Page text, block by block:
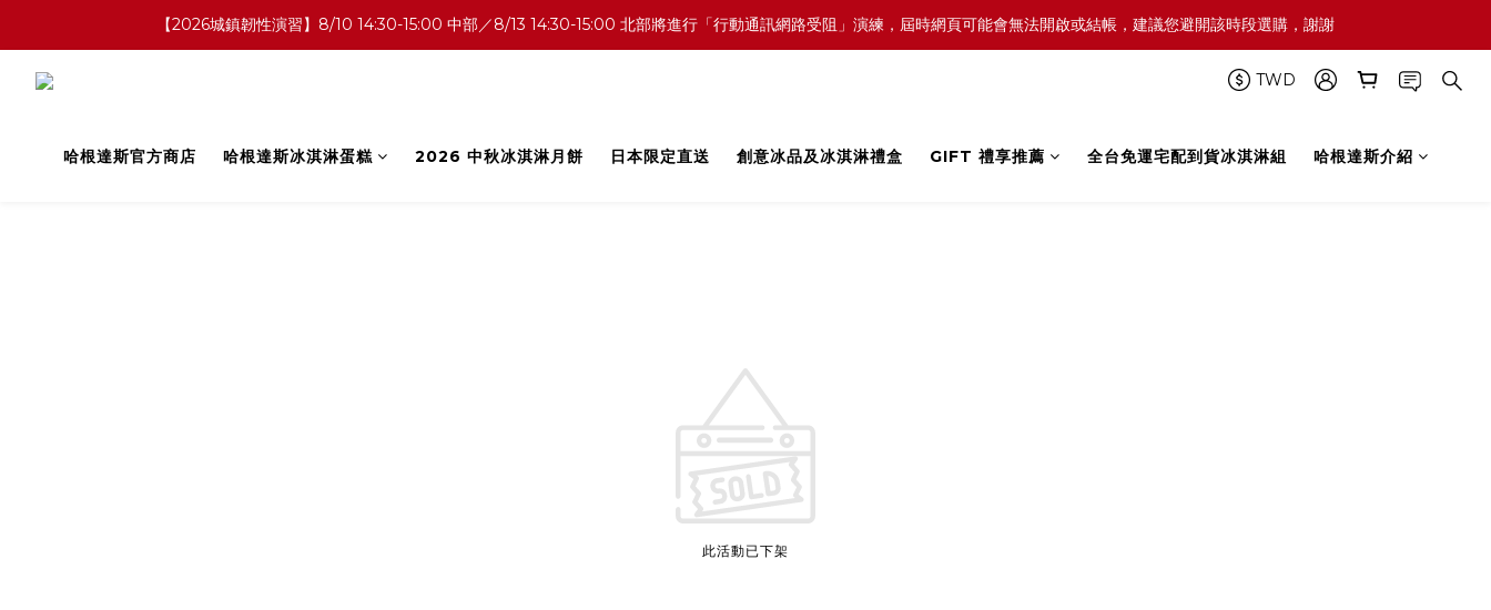
【2026城鎮韌性演習】8/10 14:30-15:00 中部／8/13 14:30-15:00 北部將進行「行動通訊網路受阻」演練，屆時網頁可能會無法開啟或結帳，建議您避開該時段選購，謝謝
TWD
哈根達斯官方商店 哈根達斯冰淇淋蛋糕 2026 中秋冰淇淋月餅 日本限定直送 創意冰品及冰淇淋禮盒 GIFT 禮享推薦 全台免運宅配到貨冰淇淋組 哈根達斯介紹
此活動已下架